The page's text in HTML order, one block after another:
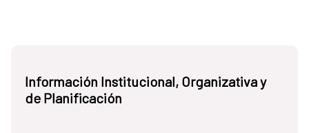
Información Institucional, Organizativa y
de Planificación